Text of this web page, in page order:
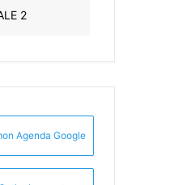
2
Agenda Google